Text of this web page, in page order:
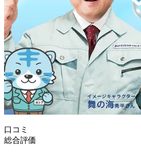
口コミ
総合評価